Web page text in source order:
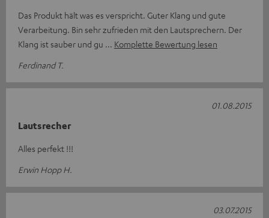
Das Produkt hält was es verspricht. Guter Klang und gute
Verarbeitung. Bin sehr zufrieden mit den Lautsprechern. Der
Klang ist sauber und gu
Komplette Bewertung lesen
Ferdinand T.
Lautsrecher
Alles perfekt !!!
Erwin Hopp H.
01.08.2015
03.07.2015